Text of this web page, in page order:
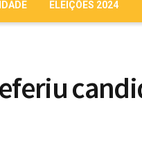
ELEIÇÕES 2024